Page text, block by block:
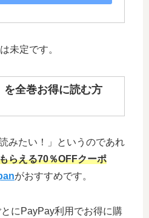
未定です。
を全巻お得に読む方
みたい！」というのであれ
らえる70％OFFクーポ
がおすすめです。
にPayPay利用でお得に購